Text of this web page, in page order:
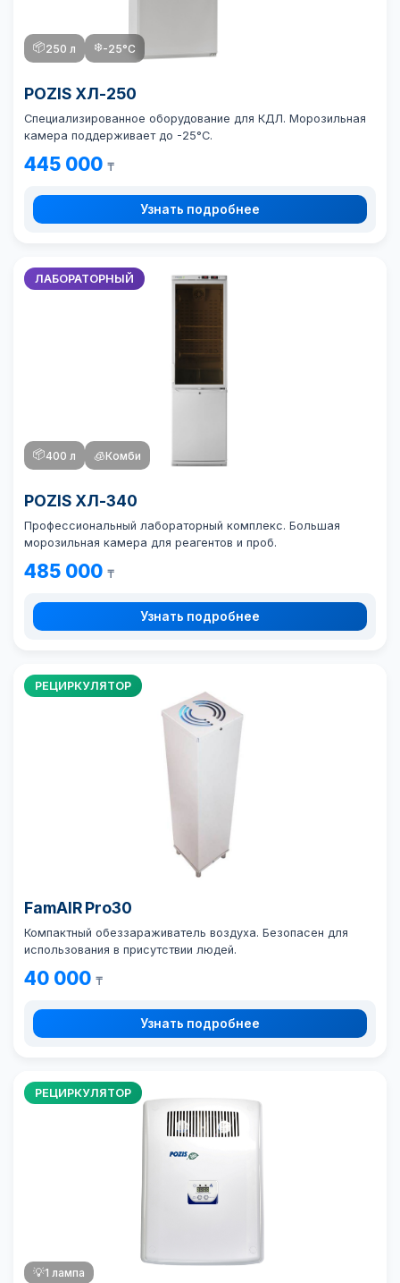
📦250 л ❄️-25°C
POZIS ХЛ-250
Специализированное оборудование для КДЛ. Морозильная
камера поддерживает до -25°C.
445 000 ₸
Узнать подробнее
ЛАБОРАТОРНЫЙ
📦400 л 🧊Комби
POZIS ХЛ-340
Профессиональный лабораторный комплекс. Большая
морозильная камера для реагентов и проб.
485 000 ₸
Узнать подробнее
РЕЦИРКУЛЯТОР
FamAIR Pro30
Компактный обеззараживатель воздуха. Безопасен для
использования в присутствии людей.
40 000 ₸
Узнать подробнее
РЕЦИРКУЛЯТОР
💡1 лампа